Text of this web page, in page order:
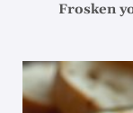
Frosken